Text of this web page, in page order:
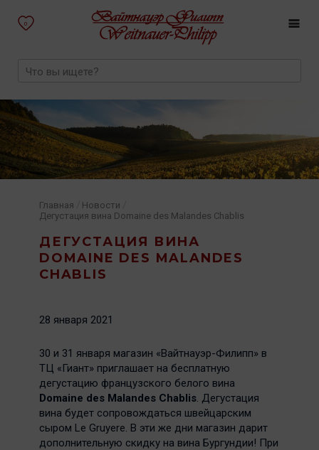
0
ДЕГУСТАЦИЯ ВИНА
DOMAINE DES MALANDES
CHABLIS
Главная Новости
Дегустация вина Domaine des Malandes Chablis
28 января 2021
30 и 31 января магазин «Вайтнауэр-Филипп» в
ТЦ «Гиант» приглашает на бесплатную
дегустацию французского белого вина
Domaine des Malandes Chablis. Дегустация
вина будет сопровождаться швейцарским
сыром Le Gruyere. В эти же дни магазин дарит
дополнительную скидку на вина Бургундии! При